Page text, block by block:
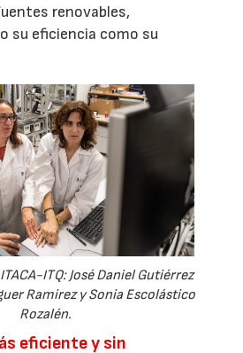
renovables,
su eficiencia como su
ITQ: José Daniel Gutiérrez
Ramirez y Sonia Escolástico
Rozalén.
eficiente y sin